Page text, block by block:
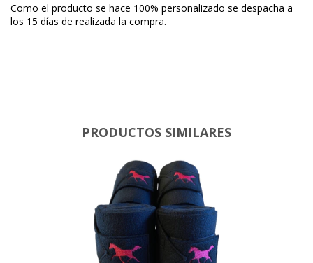
Como el producto se hace 100% personalizado se despacha a
los 15 días de realizada la compra.
PRODUCTOS SIMILARES